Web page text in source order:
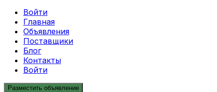
Войти
Главная
Объявления
Поставщики
Блог
Контакты
Войти
Разместить объявление